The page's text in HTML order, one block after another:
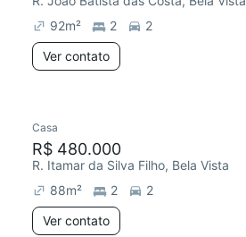
92m² 2
2
Ver contato
Casa
R$ 480.000
R. Itamar da Silva Filho, Bela Vista
88m² 2
2
Ver contato